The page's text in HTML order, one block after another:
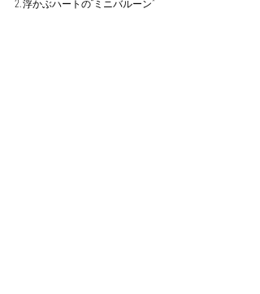
2. 浮かぶハートの“ミニバルーン”